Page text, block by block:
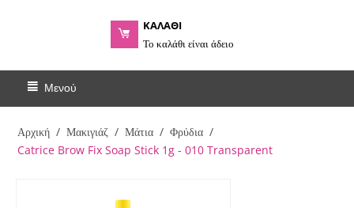
ΚΑΛΑΘΙ
Το καλάθι είναι άδειο
Μενού
Αρχική / Μακιγιάζ / Μάτια / Φρύδια /
Catrice Brow Fix Soap Stick 1g - 010 Transparent